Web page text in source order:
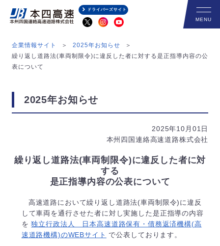
ドライバーズサイト
企業情報サイト
2025年お知らせ
繰り返し道路法(車両制限令)に違反した者に対する是正指導内容の公
表について
2025年お知らせ
2025年10月01日
本州四国連絡高速道路株式会社
繰り返し道路法(車両制限令)に違反した者に対
する
是正指導内容の公表について
高速道路において繰り返し道路法(車両制限令)に違反
して車両を通行させた者に対し実施した是正指導の内容
を独立行政法人 日本高速道路保有・債務返済機構(高
速道路機構)のWEBサイト で公表しております。